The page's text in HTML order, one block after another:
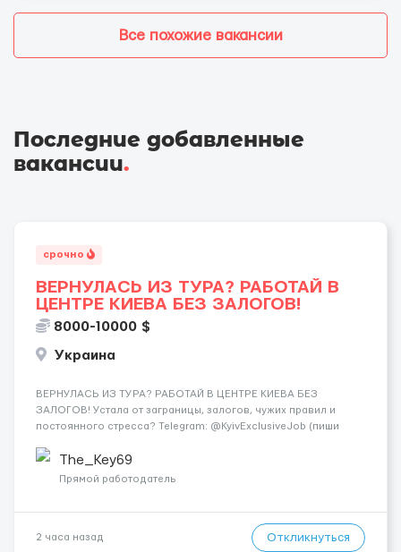
Все похожие вакансии
Последние добавленные
вакансии.
срочно
ВЕРНУЛАСЬ ИЗ ТУРА? РАБОТАЙ В
ЦЕНТРЕ КИЕВА БЕЗ ЗАЛОГОВ!
8000-10000 $
Украина
ВЕРНУЛАСЬ ИЗ ТУРА? РАБОТАЙ В ЦЕНТРЕ КИЕВА БЕЗ
ЗАЛОГОВ! Устала от заграницы, залогов, чужих правил и
постоянного стресса? Telegram: @KyivExclusiveJob (пиши
самом центре Киева Можно работать в эскорте или в
эротическом массаже (н...
The_Key69
Прямой работодатель
2 часа назад Откликнуться